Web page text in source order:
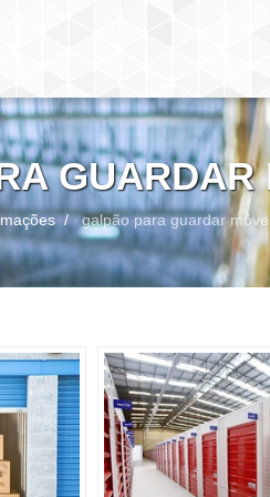
GUARDAR
galpão para guardar